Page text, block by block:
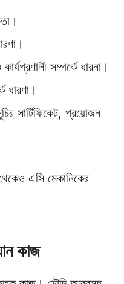
সম্পর্কে ধারনা।
ধারণা।
সার্টিফিকেট, প্রয়োজন
এসি মেকানিকের
কাজ